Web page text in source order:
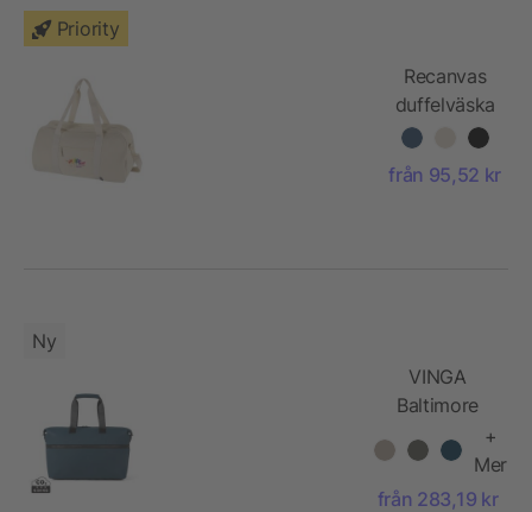
Priority
Recanvas
duffelväska
återvunnen
GRS, 40 l
från 95,52 kr
Ny
VINGA
Baltimore
expandable
weekend
+
Mer
från 283,19 kr